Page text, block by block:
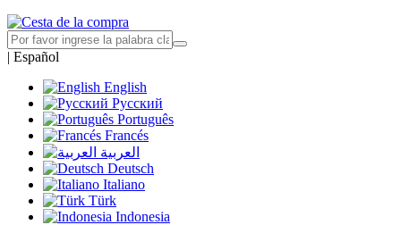
| Español
English
Русский
Português
Francés
العربية
Deutsch
Italiano
Türk
Indonesia